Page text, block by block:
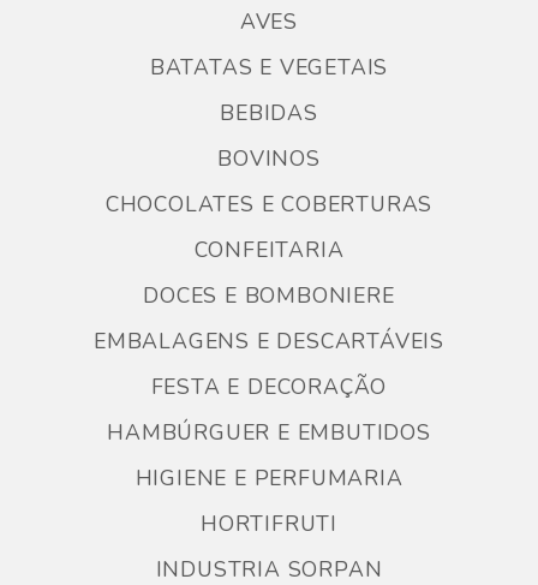
AVES
BATATAS E VEGETAIS
BEBIDAS
BOVINOS
CHOCOLATES E COBERTURAS
CONFEITARIA
DOCES E BOMBONIERE
EMBALAGENS E DESCARTÁVEIS
FESTA E DECORAÇÃO
HAMBÚRGUER E EMBUTIDOS
HIGIENE E PERFUMARIA
HORTIFRUTI
INDUSTRIA SORPAN